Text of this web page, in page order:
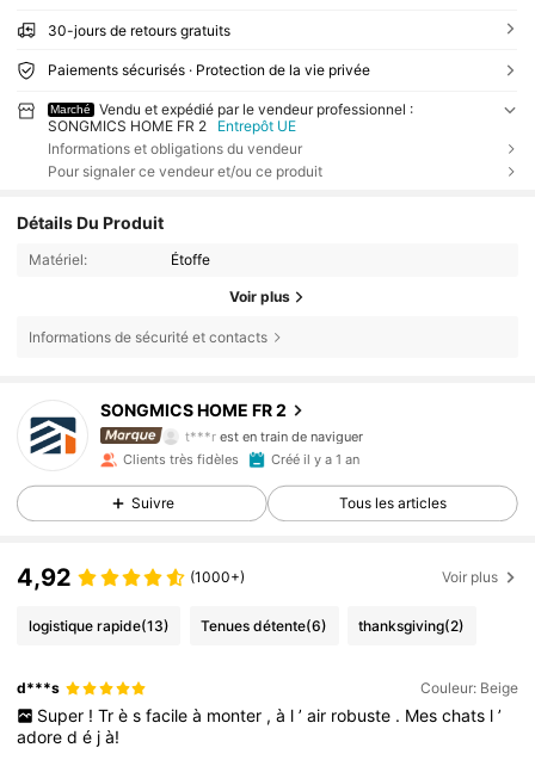
30-jours de retours gratuits
Paiements sécurisés · Protection de la vie privée
Marché
Vendu et expédié par le vendeur professionnel :
SONGMICS HOME FR 2
Entrepôt UE
Informations et obligations du vendeur
Pour signaler ce vendeur et/ou ce produit
Détails Du Produit
Matériel: Étoffe
Voir plus
Informations de sécurité et contacts
SONGMICS HOME FR 2
4,91
4.2K Suiveurs
t***r est en train de naviguer
4,91
4.2K Suiveurs
Clients très fidèles Créé il y a 1 an
Suivre Tous les articles
4,92 (1000+) Voir plus
logistique rapide(13) Tenues détente(6) thanksgiving(2)
d***s Couleur: Beige
Super ! Tr è s facile à monter , à l ’ air robuste . Mes chats l ’
adoredé jà!